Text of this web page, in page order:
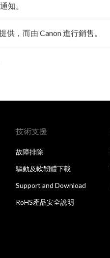
知。
，而由 Canon 進行銷售。
技術支援
故障排除
驅動及軟韌體下載
Support and Download
RoHS產品安全說明